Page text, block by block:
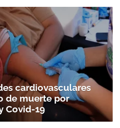
cardiovasculares
de muerte por
Covid-19